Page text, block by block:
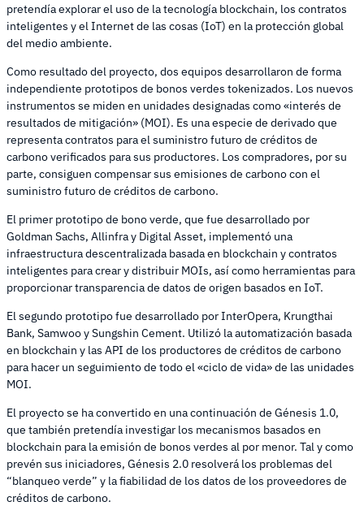
pretendía explorar el uso de la tecnología blockchain, los contratos
inteligentes y el Internet de las cosas (IoT) en la protección global
del medio ambiente.
Como resultado del proyecto, dos equipos desarrollaron de forma
independiente prototipos de bonos verdes tokenizados. Los nuevos
instrumentos se miden en unidades designadas como «interés de
resultados de mitigación» (MOI). Es una especie de derivado que
representa contratos para el suministro futuro de créditos de
carbono verificados para sus productores. Los compradores, por su
parte, consiguen compensar sus emisiones de carbono con el
suministro futuro de créditos de carbono.
El primer prototipo de bono verde, que fue desarrollado por
Goldman Sachs, Allinfra y Digital Asset, implementó una
infraestructura descentralizada basada en blockchain y contratos
inteligentes para crear y distribuir MOIs, así como herramientas para
proporcionar transparencia de datos de origen basados en IoT.
El segundo prototipo fue desarrollado por InterOpera, Krungthai
Bank, Samwoo y Sungshin Cement. Utilizó la automatización basada
en blockchain y las API de los productores de créditos de carbono
para hacer un seguimiento de todo el «ciclo de vida» de las unidades
MOI.
El proyecto se ha convertido en una continuación de Génesis 1.0,
que también pretendía investigar los mecanismos basados en
blockchain para la emisión de bonos verdes al por menor. Tal y como
prevén sus iniciadores, Génesis 2.0 resolverá los problemas del
“blanqueo verde” y la fiabilidad de los datos de los proveedores de
créditos de carbono.